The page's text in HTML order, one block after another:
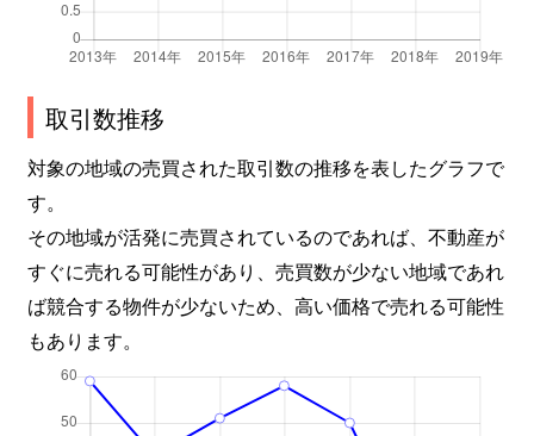
取引数推移
対象の地域の売買された取引数の推移を表したグラフで
す。
その地域が活発に売買されているのであれば、不動産が
すぐに売れる可能性があり、売買数が少ない地域であれ
ば競合する物件が少ないため、高い価格で売れる可能性
もあります。